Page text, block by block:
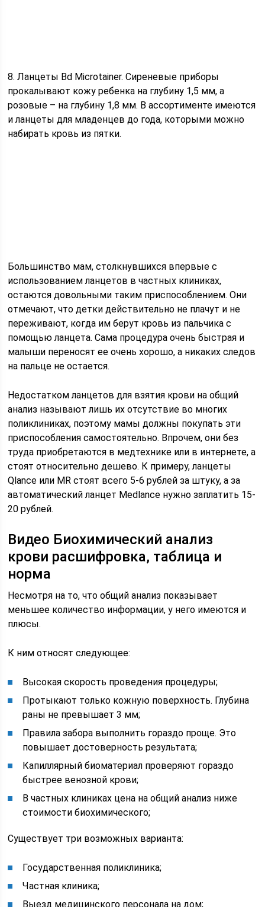
8. Ланцеты Bd Microtainer. Сиреневые приборы
прокалывают кожу ребенка на глубину 1,5 мм, а
розовые – на глубину 1,8 мм. В ассортименте имеются
и ланцеты для младенцев до года, которыми можно
набирать кровь из пятки.
Большинство мам, столкнувшихся впервые с
использованием ланцетов в частных клиниках,
остаются довольными таким приспособлением. Они
отмечают, что детки действительно не плачут и не
переживают, когда им берут кровь из пальчика с
помощью ланцета. Сама процедура очень быстрая и
малыши переносят ее очень хорошо, а никаких следов
на пальце не остается.
Недостатком ланцетов для взятия крови на общий
анализ называют лишь их отсутствие во многих
поликлиниках, поэтому мамы должны покупать эти
приспособления самостоятельно. Впрочем, они без
труда приобретаются в медтехнике или в интернете, а
стоят относительно дешево. К примеру, ланцеты
Qlance или MR стоят всего 5-6 рублей за штуку, а за
автоматический ланцет Medlance нужно заплатить 15-
20 рублей.
Видео Биохимический анализ
крови расшифровка, таблица и
норма
Несмотря на то, что общий анализ показывает
меньшее количество информации, у него имеются и
плюсы.
К ним относят следующее:
Высокая скорость проведения процедуры;
Протыкают только кожную поверхность. Глубина
раны не превышает 3 мм;
Правила забора выполнить гораздо проще. Это
повышает достоверность результата;
Капиллярный биоматериал проверяют гораздо
быстрее венозной крови;
В частных клиниках цена на общий анализ ниже
стоимости биохимического;
Существует три возможных варианта:
Государственная поликлиника;
Частная клиника;
Выезд медицинского персонала на дом;